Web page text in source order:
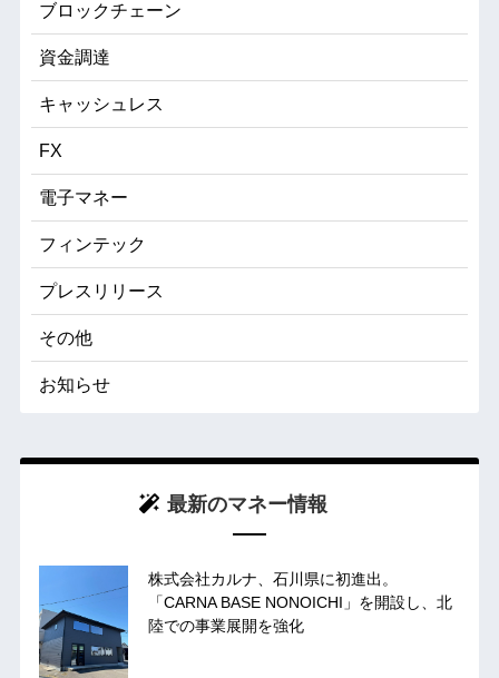
ブロックチェーン
資金調達
キャッシュレス
FX
電子マネー
フィンテック
プレスリリース
その他
お知らせ
最新のマネー情報
株式会社カルナ、石川県に初進出。
「CARNA BASE NONOICHI」を開設し、北
陸での事業展開を強化